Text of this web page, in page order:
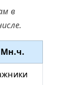
в
Мн.ч.